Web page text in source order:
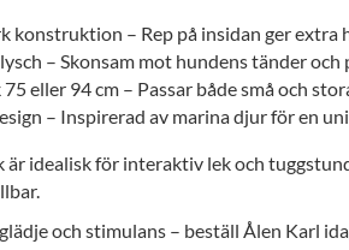
konstruktion – Rep på insidan ger extra
– Skonsam mot hundens tänder
eller 94 cm – Passar både små och
– Inspirerad av marina djur för en
är idealisk för interaktiv lek och
och stimulans – beställ Ålen Karl